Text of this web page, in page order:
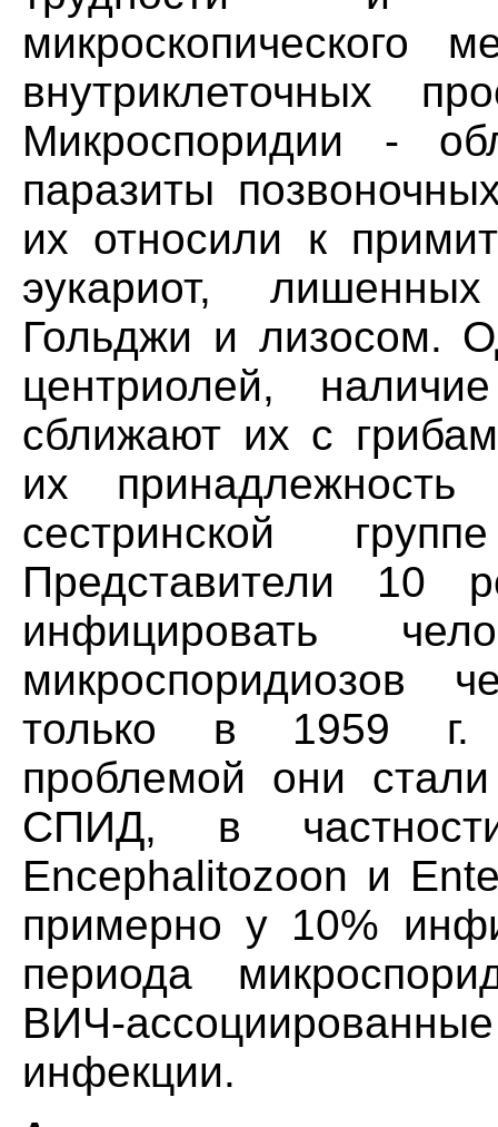
микроскопического
внутриклеточных
Микроспоридии -
паразиты
их относили к
эукариот,
Гольджи и лизосом.
центриолей,
сближают их с
их
сестринской
Представители 10
инфицировать
микроспоридиозов
только в 1959 г.
проблемой они
СПИД, в
Encephalitozoon и
примерно у 10%
периода
ВИЧ-
инфекции.